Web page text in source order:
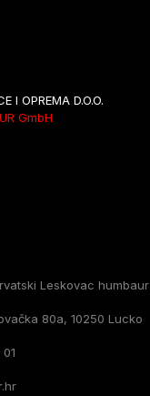
I OPREMA D.O.O.
GmbH
Leskovac humbaur
80a, 10250 Lucko